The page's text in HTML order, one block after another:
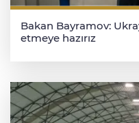
Bakan Bayramov:
etmeye hazırız